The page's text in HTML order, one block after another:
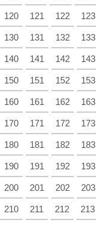
120 121 122 123
130 131 132 133
140 141 142 143
150 151 152 153
160 161 162 163
170 171 172 173
180 181 182 183
190 191 192 193
200 201 202 203
210 211 212 213